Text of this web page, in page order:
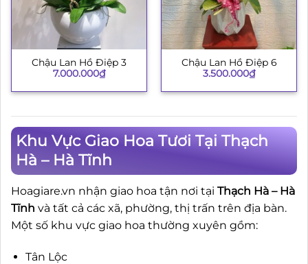
Chậu Lan Hồ Điệp 3
7.000.000₫
Chậu Lan Hồ Điệp 6
3.500.000₫
Khu Vực Giao Hoa Tươi Tại Thạch
Hà – Hà Tĩnh
Hoagiare.vn nhận giao hoa tận nơi tại Thạch Hà – Hà
Tĩnh và tất cả các xã, phường, thị trấn trên địa bàn.
Một số khu vực giao hoa thường xuyên gồm:
Tân Lộc